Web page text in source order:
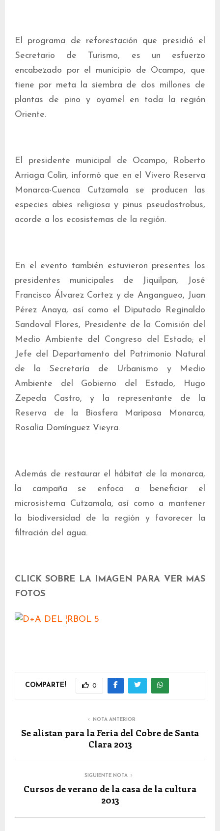
El programa de reforestación que presidió el
Secretario de Turismo, es un esfuerzo
encabezado por el municipio de Ocampo, que
tiene por meta la siembra de dos millones de
plantas de pino y oyamel en toda la región
Oriente.
El presidente municipal de Ocampo, Roberto
Arriaga Colin, informó que en el Vivero Reserva
Monarca-Cuenca Cutzamala se producen las
especies abies religiosa y pinus pseudostrobus,
acorde a los ecosistemas de la región.
En el evento también estuvieron presentes los
presidentes municipales de Jiquilpan, José
Francisco Álvarez Cortez y de Angangueo, Juan
Pérez Anaya, así como el Diputado Reginaldo
Sandoval Flores, Presidente de la Comisión del
Medio Ambiente del Congreso del Estado; el
Jefe del Departamento del Patrimonio Natural
de la Secretaría de Urbanismo y Medio
Ambiente del Gobierno del Estado, Hugo
Zepeda Castro, y la representante de la
Reserva de la Biosfera Mariposa Monarca,
Rosalía Domínguez Vieyra.
Además de restaurar el hábitat de la monarca,
la campaña se enfoca a beneficiar el
microsistema Cutzamala, así como a mantener
la biodiversidad de la región y favorecer la
filtración del agua.
CLICK SOBRE LA IMAGEN PARA VER MAS
FOTOS
COMPARTE! 0
NOTA ANTERIOR
Se alistan para la Feria del Cobre de Santa
Clara 2013
SIGUIENTE NOTA
Cursos de verano de la casa de la cultura
2013